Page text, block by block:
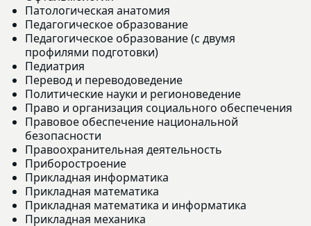
Патологическая анатомия
Педагогическое образование
Педагогическое образование (с двумя
профилями подготовки)
Педиатрия
Перевод и переводоведение
Политические науки и регионоведение
Право и организация социального обеспечения
Правовое обеспечение национальной
безопасности
Правоохранительная деятельность
Приборостроение
Прикладная информатика
Прикладная математика
Прикладная математика и информатика
Прикладная механика